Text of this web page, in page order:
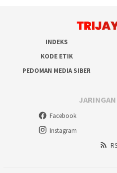
INDEKS
KODE ETIK
PEDOMAN MEDIA SIBER
Facebook
Instagram